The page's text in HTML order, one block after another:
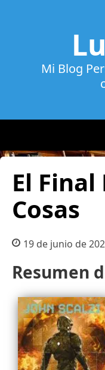
Mi Blog
El Final
Cosas
19 de junio de
Resumen